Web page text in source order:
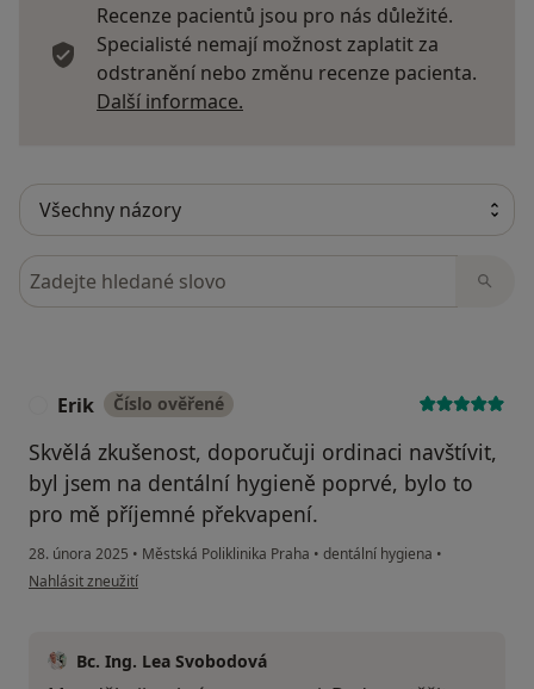
Recenze pacientů jsou pro nás důležité.
Specialisté nemají možnost zaplatit za
odstranění nebo změnu recenze pacienta.
Další informace.
Hledejte v názorech
Erik Číslo ověřené
Skvělá zkušenost, doporučuji ordinaci navštívit,
byl jsem na dentální hygieně poprvé, bylo to
pro mě příjemné překvapení.
28. února 2025 • Městská Poliklinika Praha • dentální hygiena •
podle názoru uživatele Erik
Nahlásit zneužití
Bc. Ing. Lea Svobodová